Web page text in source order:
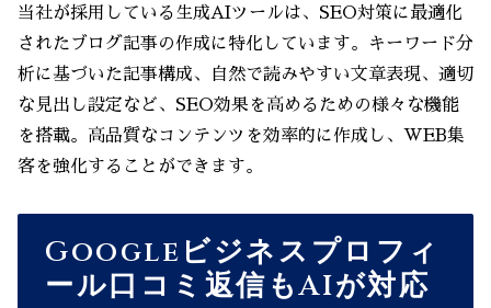
当社が採用している生成AIツールは、SEO対策に最適化
されたブログ記事の作成に特化しています。キーワード分
析に基づいた記事構成、自然で読みやすい文章表現、適切
な見出し設定など、SEO効果を高めるための様々な機能
を搭載。高品質なコンテンツを効率的に作成し、WEB集
客を強化することができます。
Googleビジネスプロフィ
ール口コミ返信もAIが対応